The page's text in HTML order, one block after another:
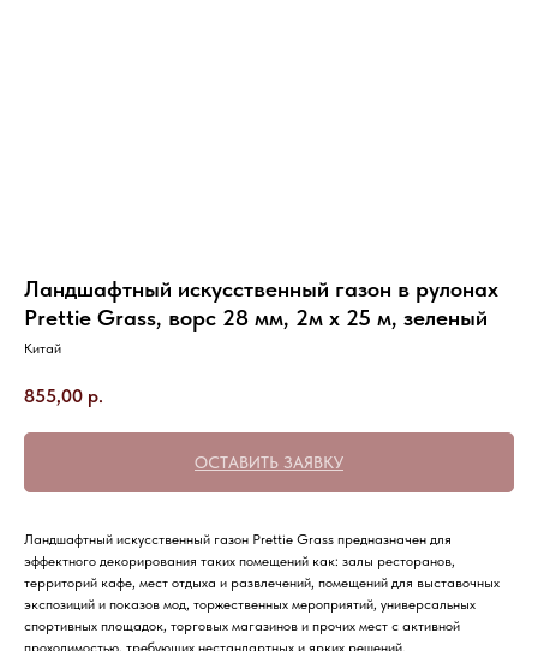
Ландшафтный искусственный газон в рулонах
Prettie Grass, ворс 28 мм, 2м х 25 м, зеленый
Китай
855,00 р.
ОСТАВИТЬ ЗАЯВКУ
Ландшафтный искусственный газон Prettie Grass предназначен для
эффектного декорирования таких помещений как: залы ресторанов,
территорий кафе, мест отдыха и развлечений, помещений для выставочных
экспозиций и показов мод, торжественных мероприятий, универсальных
спортивных площадок, торговых магазинов и прочих мест с активной
проходимостью, требующих нестандартных и ярких решений.